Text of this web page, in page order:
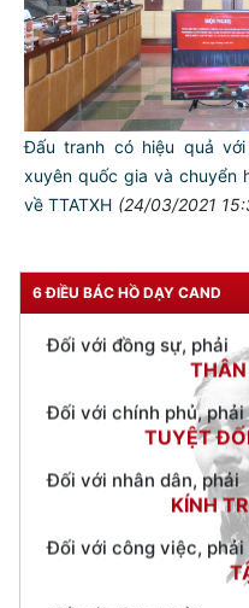
Đấu tranh có hiệu quả
xuyên quốc gia và chuyển
về TTATXH (24/03/2021
6 ĐIỀU BÁC HỒ DẠY CAND
NGƯỜI CÔNG
Đối với tự mình, phải
CẦN,
THÂN
TUYỆT
Đối với nhân dân, phải
KÍNH
Đối với công việc, phải
CƯƠNG